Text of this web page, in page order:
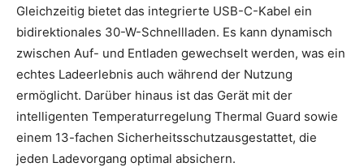
Gleichzeitig bietet das integrierte USB-C-Kabel ein
bidirektionales 30-W-Schnellladen. Es kann dynamisch
zwischen Auf- und Entladen gewechselt werden, was ein
echtes Ladeerlebnis auch während der Nutzung
ermöglicht. Darüber hinaus ist das Gerät mit der
intelligenten Temperaturregelung Thermal Guard sowie
einem 13-fachen Sicherheitsschutzausgestattet, die
jeden Ladevorgang optimal absichern.